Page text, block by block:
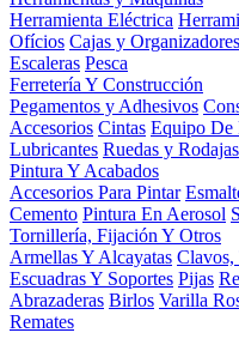
Herramienta Eléctrica
Ofícios Cajas y Organizadores
Escaleras Pesca
Ferretería Y Construcción
Pegamentos y Adhesivos
Accesorios Cintas Equipo De
Lubricantes Ruedas y Rodajas
Pintura Y Acabados
Accesorios Para Pintar
Cemento Pintura En Aerosol
Tornillería, Fijación Y Otros
Armellas Y Alcayatas Clavos,
Escuadras Y Soportes Pijas
Abrazaderas Birlos Varilla
Remates